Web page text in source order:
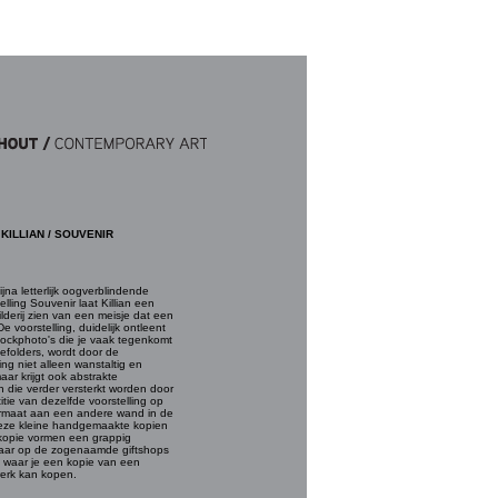
/ SOUVENIR
letterlijk oogverblindende
Souvenir laat Killian een
zien van een meisje dat een
voorstelling, duidelijk ontleent
die je vaak tegenkomt
wordt door de
niet alleen wanstaltig en
krijgt ook abstrakte
die verder versterkt worden door
van dezelfde voorstelling op
aan een andere wand in de
kleine handgemaakte kopien
vormen een grappig
op de zogenaamde giftshops
waar je een kopie van een
kan kopen.